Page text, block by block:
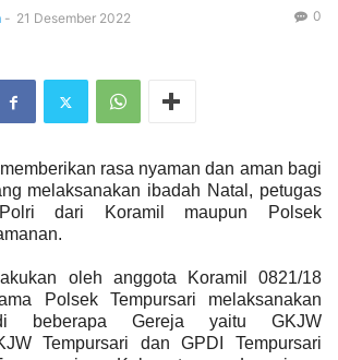
- 21 Desember 2022 0
rasa nyaman dan aman bagi
melaksanakan ibadah Natal, petugas
Polri dari Koramil maupun Polsek
oleh anggota Koramil 0821/18
Polsek Tempursari melaksanakan
beberapa Gereja yaitu GKJW
Tempursari dan GPDI Tempursari